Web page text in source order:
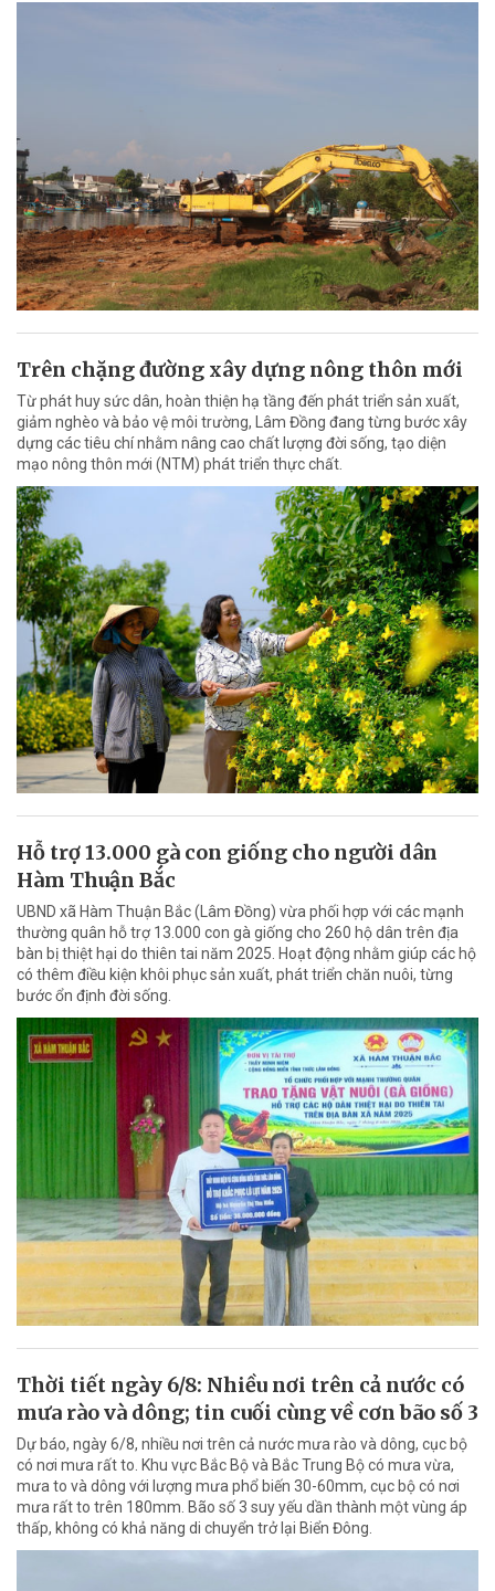
Trên chặng đường xây dựng nông thôn mới
Từ phát huy sức dân, hoàn thiện hạ tầng đến phát triển sản xuất,
giảm nghèo và bảo vệ môi trường, Lâm Đồng đang từng bước xây
dựng các tiêu chí nhằm nâng cao chất lượng đời sống, tạo diện
mạo nông thôn mới (NTM) phát triển thực chất.
Hỗ trợ 13.000 gà con giống cho người dân
Hàm Thuận Bắc
UBND xã Hàm Thuận Bắc (Lâm Đồng) vừa phối hợp với các mạnh
thường quân hỗ trợ 13.000 con gà giống cho 260 hộ dân trên địa
bàn bị thiệt hại do thiên tai năm 2025. Hoạt động nhằm giúp các hộ
có thêm điều kiện khôi phục sản xuất, phát triển chăn nuôi, từng
bước ổn định đời sống.
Thời tiết ngày 6/8: Nhiều nơi trên cả nước có
mưa rào và dông; tin cuối cùng về cơn bão số 3
Dự báo, ngày 6/8, nhiều nơi trên cả nước mưa rào và dông, cục bộ
có nơi mưa rất to. Khu vực Bắc Bộ và Bắc Trung Bộ có mưa vừa,
mưa to và dông với lượng mưa phổ biến 30-60mm, cục bộ có nơi
mưa rất to trên 180mm. Bão số 3 suy yếu dần thành một vùng áp
thấp, không có khả năng di chuyển trở lại Biển Đông.